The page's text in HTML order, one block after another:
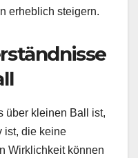
erheblich steigern.
über kleinen Ball ist,
ist, die keine
Wirklichkeit können